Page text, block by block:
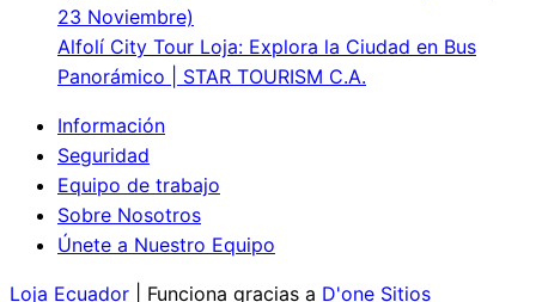
23 Noviembre)
Alfolí City Tour Loja: Explora la Ciudad en Bus
Panorámico | STAR TOURISM C.A.
Información
Seguridad
Equipo de trabajo
Sobre Nosotros
Únete a Nuestro Equipo
Loja Ecuador | Funciona gracias a D'one Sitios